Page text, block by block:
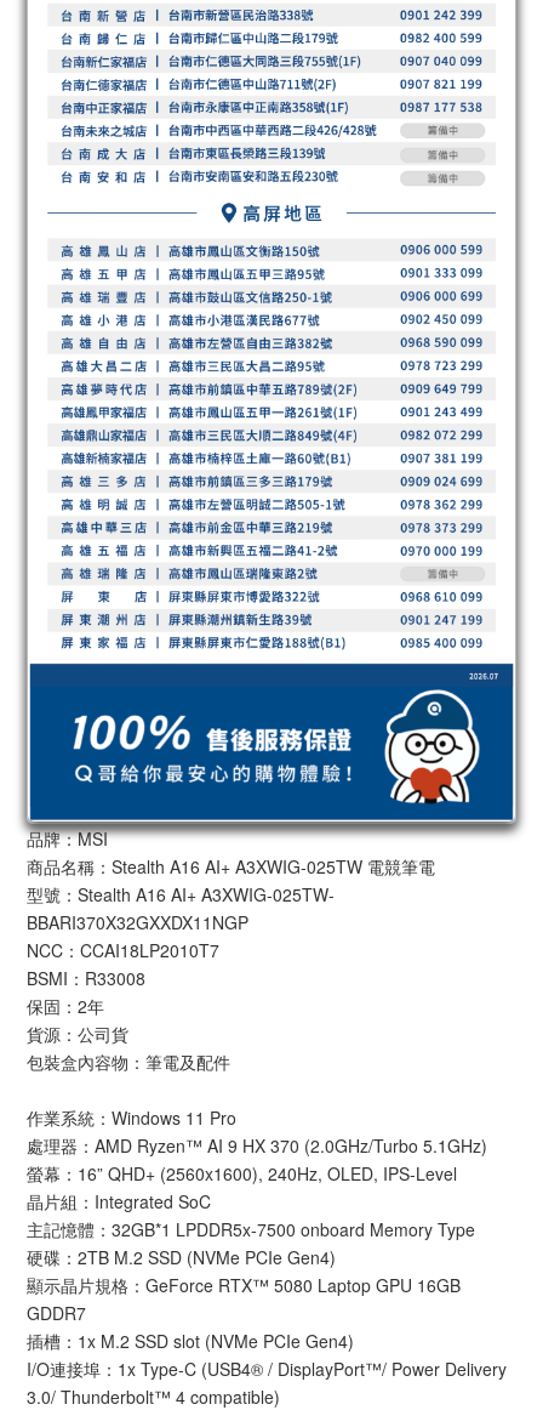
品牌：MSI
商品名稱：Stealth A16 AI+ A3XWIG-025TW 電競筆電
型號：Stealth A16 AI+ A3XWIG-025TW-
BBARI370X32GXXDX11NGP
NCC：CCAI18LP2010T7
BSMI：R33008
保固：2年
貨源：公司貨
包裝盒內容物：筆電及配件
作業系統：Windows 11 Pro
處理器：AMD Ryzen™ AI 9 HX 370 (2.0GHz/Turbo 5.1GHz)
螢幕：16” QHD+ (2560x1600), 240Hz, OLED, IPS-Level
晶片組：Integrated SoC
主記憶體：32GB*1 LPDDR5x-7500 onboard Memory Type
硬碟：2TB M.2 SSD (NVMe PCIe Gen4)
顯示晶片規格：GeForce RTX™ 5080 Laptop GPU 16GB
GDDR7
插槽：1x M.2 SSD slot (NVMe PCIe Gen4)
I/O連接埠：1x Type-C (USB4® / DisplayPort™/ Power Delivery
3.0/ Thunderbolt™ 4 compatible)